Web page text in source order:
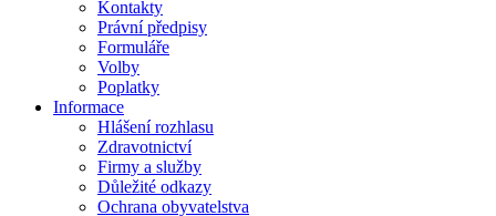
Kontakty
Právní předpisy
Formuláře
Volby
Poplatky
Informace
Hlášení rozhlasu
Zdravotnictví
Firmy a služby
Důležité odkazy
Ochrana obyvatelstva